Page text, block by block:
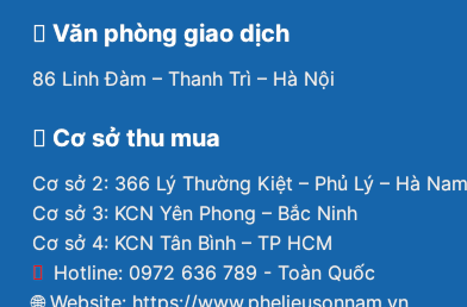
Văn phòng giao dịch
86 Linh Đàm – Thanh Trì – Hà Nội
Cơ sở thu mua
Cơ sở 2: 366 Lý Thường Kiệt – Phủ Lý – Hà Nam
Cơ sở 3: KCN Yên Phong – Bắc Ninh
Cơ sở 4: KCN Tân Bình – TP HCM
Hotline: 0972 636 789 - Toàn Quốc
🌐 Website: https://www.phelieusonnam.vn